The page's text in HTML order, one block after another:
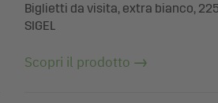
Biglietti da visita, extra bianco, 225
SIGEL
Scopri il prodotto